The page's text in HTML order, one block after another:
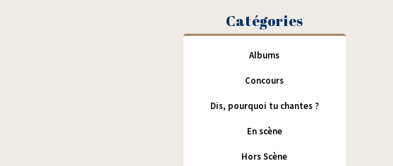
Catégories
Albums
Concours
Dis, pourquoi tu chantes ?
En scène
Hors Scène